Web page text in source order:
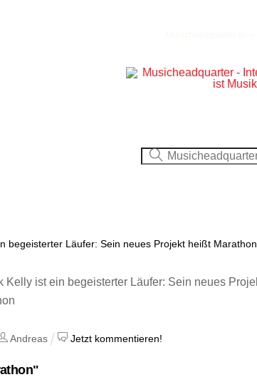
begeisterter Läufer: Sein neues Projekt heißt Marathon
Andreas Jetzt kommentieren!